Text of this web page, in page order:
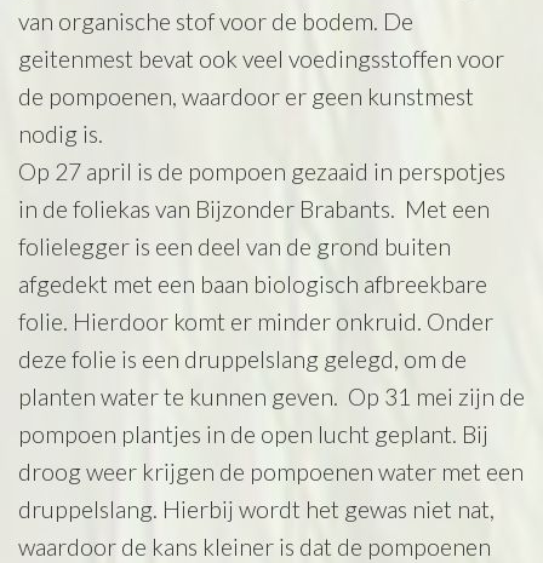
van organische stof voor de bodem. De
geitenmest bevat ook veel voedingsstoffen voor
de pompoenen, waardoor er geen kunstmest
nodig is.
Op 27 april is de pompoen gezaaid in perspotjes
in de foliekas van Bijzonder Brabants. Met een
folielegger is een deel van de grond buiten
afgedekt met een baan biologisch afbreekbare
folie. Hierdoor komt er minder onkruid. Onder
deze folie is een druppelslang gelegd, om de
planten water te kunnen geven. Op 31 mei zijn de
pompoen plantjes in de open lucht geplant. Bij
droog weer krijgen de pompoenen water met een
druppelslang. Hierbij wordt het gewas niet nat,
waardoor de kans kleiner is dat de pompoenen